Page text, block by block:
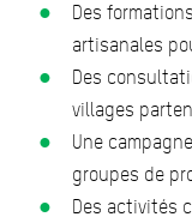
Des
artisanales
Des
villages
Une
groupes de
Des activités